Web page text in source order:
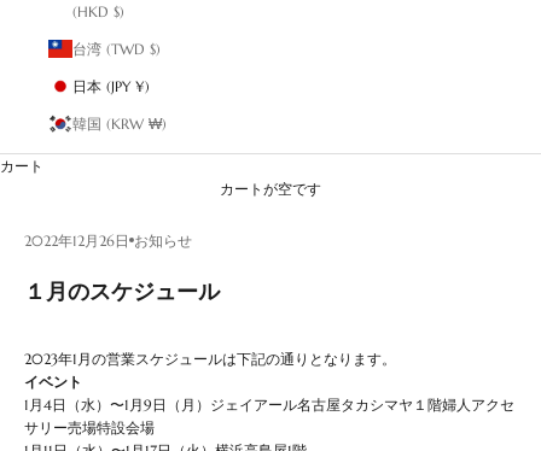
(HKD $)
台湾 (TWD $)
日本 (JPY ¥)
韓国 (KRW ₩)
カート
カートが空です
2022年12月26日 お知らせ
１月のスケジュール
2023年1月の営業スケジュールは下記の通りとなります。
イベント
1月4日（水）〜1月9日（月）ジェイアール名古屋タカシマヤ１階婦人アクセ
サリー売場特設会場